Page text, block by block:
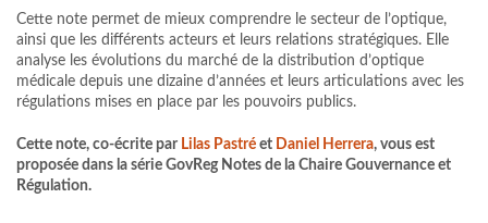
Cette note permet de mieux comprendre le secteur de l’optique,
ainsi que les différents acteurs et leurs relations stratégiques. Elle
analyse les évolutions du marché de la distribution d’optique
médicale depuis une dizaine d’années et leurs articulations avec les
régulations mises en place par les pouvoirs publics.
Cette note, co-écrite par Lilas Pastré et Daniel Herrera, vous est
proposée dans la série GovReg Notes de la Chaire Gouvernance et
Régulation.